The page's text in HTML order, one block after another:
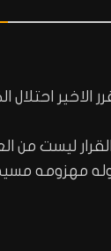
الاخير احتلال
ليست من
مهزومه